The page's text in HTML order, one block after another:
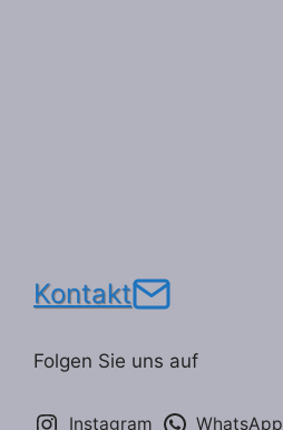
Kontakt
Folgen Sie uns auf
Instagram WhatsApp